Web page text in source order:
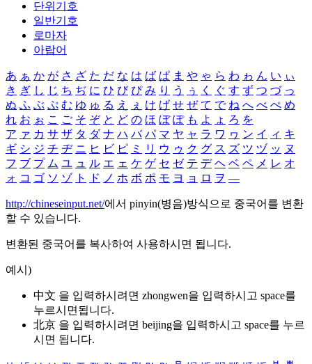
단위기호
일반기호
로마자
아랍어
あ ぁ か が さ ざ た だ な は ば ぱ ま や ゃ ら わ ゎ ん い ぃ
き ぎ し じ ち ぢ に ひ び ぴ み り う ぅ く ぐ す ず つ づ っ
ぬ ふ ぶ ぷ む ゆ ゅ る え ぇ け げ せ ぜ て で ね へ べ ぺ め
れ お ぉ こ ご そ ぞ と ど の ほ ぼ ぽ も よ ょ ろ を
ア ァ カ サ ザ タ ダ ナ ハ バ パ マ ヤ ャ ラ ワ ヮ ン イ ィ キ
ギ シ ジ チ ヂ ニ ヒ ビ ピ ミ リ ウ ゥ ク グ ス ズ ツ ヅ ッ ヌ
フ ブ プ ム ユ ュ ル エ ェ ケ ゲ セ ゼ テ デ ヘ ベ ペ メ レ オ
ォ コ ゴ ソ ゾ ト ド ノ ホ ボ ポ モ ヨ ョ ロ ヲ ―
http://chineseinput.net/에서 pinyin(병음)방식으로 중국어를 변환
할 수 있습니다.
변환된 중국어를 복사하여 사용하시면 됩니다.
예시)
中文 을 입력하시려면 zhongwen을 입력하시고 space를
누르시면됩니다.
北京 을 입력하시려면 beijing을 입력하시고 space를 누르
시면 됩니다.